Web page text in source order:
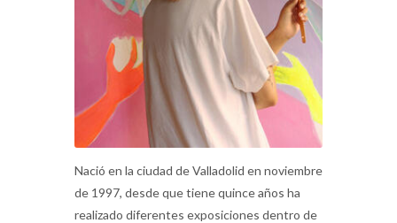
Nació en la ciudad de Valladolid en noviembre
de 1997, desde que tiene quince años ha
realizado diferentes exposiciones dentro de